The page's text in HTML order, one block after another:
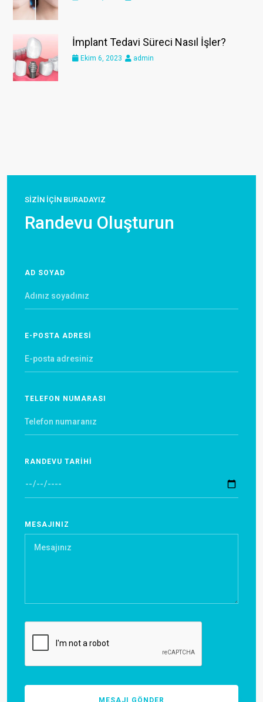
İmplant Tedavi Süreci Nasıl İşler?
Ekim 6, 2023 admin
SİZİN İÇİN BURADAYIZ
Randevu Oluşturun
AD SOYAD
E-POSTA ADRESİ
TELEFON NUMARASI
RANDEVU TARİHİ
MESAJINIZ